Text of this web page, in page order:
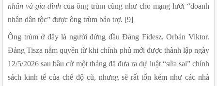
nhân và gia đình của ông trùm cũng như cho mạng lưới “doanh
nhân dân tộc” được ông trùm bảo trợ. [9]
Ông trùm ở đây là người đứng đầu Đảng Fidesz, Orbán Viktor.
Đảng Tisza nắm quyền từ khi chính phủ mới được thành lập ngày
12/5/2026 sau bầu cử một tháng đã đưa ra dự luật “sửa sai” chính
sách kinh tế của chế độ cũ, nhưng sẽ rất tốn kém như các nhà